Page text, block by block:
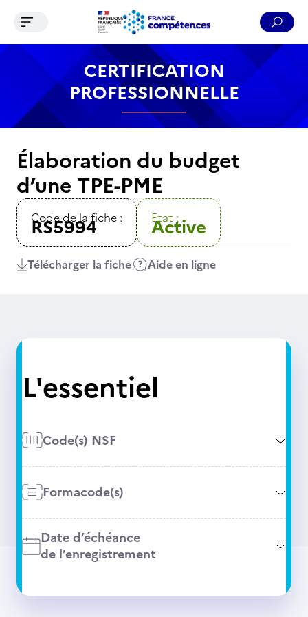
Contenu Recherche Menu Pied de page
Ouvrir le menu de navigation
CERTIFICATION
PROFESSIONNELLE
Élaboration du budget
d’une TPE-PME
Code de la fiche :
RS5994 Etat :
Active
Télécharger la fiche Aide en ligne
L'essentiel
Code(s) NSF
Formacode(s)
Date d’échéance
de l’enregistrement